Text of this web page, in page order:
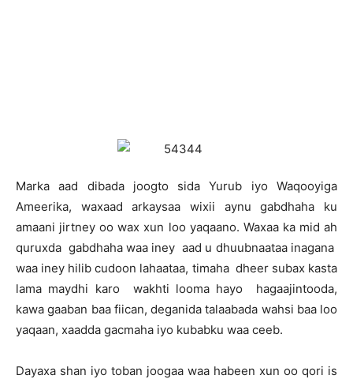
Marka aad dibada joogto sida Yurub iyo Waqooyiga
Ameerika, waxaad arkaysaa wixii aynu gabdhaha ku
amaani jirtney oo wax xun loo yaqaano. Waxaa ka mid ah
quruxda gabdhaha waa iney aad u dhuubnaataa inagana
waa iney hilib cudoon lahaataa, timaha dheer subax kasta
lama maydhi karo wakhti looma hayo hagaajintooda,
kawa gaaban baa fiican, deganida talaabada wahsi baa loo
yaqaan, xaadda gacmaha iyo kubabku waa ceeb.
Dayaxa shan iyo toban joogaa waa habeen xun oo qori is